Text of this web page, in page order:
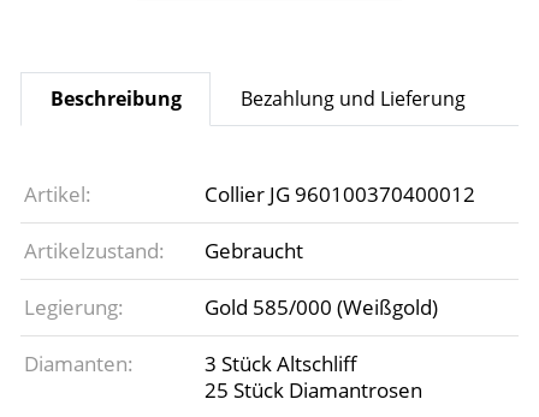
Beschreibung Bezahlung und Lieferung
Artikel: Collier JG 960100370400012
Artikelzustand: Gebraucht
Legierung: Gold 585/000 (Weißgold)
Diamanten:
3 Stück Altschliff
25 Stück Diamantrosen